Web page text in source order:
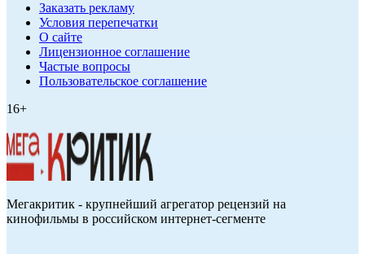
Заказать рекламу
Условия перепечатки
О сайте
Лицензионное соглашение
Частые вопросы
Пользовательское соглашение
16+
Мегакритик - крупнейший агрегатор рецензий на
кинофильмы в российском интернет-сегменте